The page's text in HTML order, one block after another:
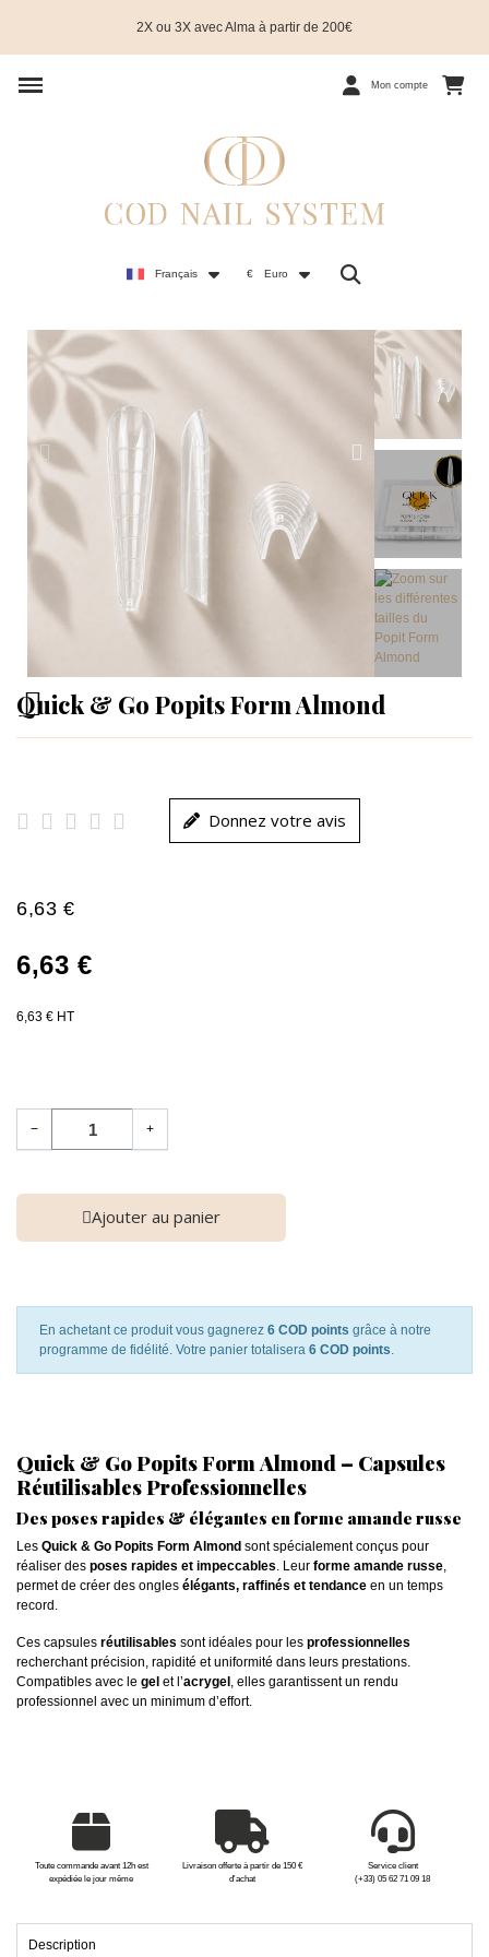
2X ou 3X avec Alma à partir de 200€
Mon compte
Français € Euro
Quick & Go Popits Form Almond
     Donnez votre avis
6,63 €
6,63 €
6,63 € HT
− +
Ajouter au panier
En achetant ce produit vous gagnerez 6 COD points grâce à notre
programme de fidélité. Votre panier totalisera 6 COD points.
Quick & Go Popits Form Almond – Capsules
Réutilisables Professionnelles
Des poses rapides & élégantes en forme amande russe
Les Quick & Go Popits Form Almond sont spécialement conçus pour
réaliser des poses rapides et impeccables. Leur forme amande russe,
permet de créer des ongles élégants, raffinés et tendance en un temps
record.
Ces capsules réutilisables sont idéales pour les professionnelles
recherchant précision, rapidité et uniformité dans leurs prestations.
Compatibles avec le gel et l’acrygel , elles garantissent un rendu
professionnel avec un minimum d’effort.
Toute commande avant 12h est
expédiée le jour même
Livraison offerte à partir de 150 €
d'achat
Service client
(+33) 05 62 71 09 18
Description